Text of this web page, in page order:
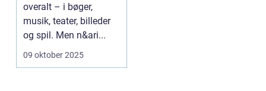
overalt – i bøger,
musik, teater, billeder
og spil. Men n&ari...
09 oktober 2025